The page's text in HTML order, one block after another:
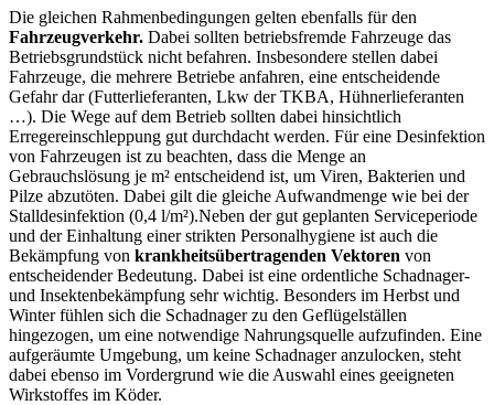
Die gleichen Rahmenbedingungen gelten ebenfalls für den
Fahrzeugverkehr. Dabei sollten betriebsfremde Fahrzeuge das
Betriebsgrundstück nicht befahren. Insbesondere stellen dabei
Fahrzeuge, die mehrere Betriebe anfahren, eine entscheidende
Gefahr dar (Futterlieferanten, Lkw der TKBA, Hühnerlieferanten
…). Die Wege auf dem Betrieb sollten dabei hinsichtlich
Erregereinschleppung gut durchdacht werden. Für eine Desinfektion
von Fahrzeugen ist zu beachten, dass die Menge an
Gebrauchslösung je m² entscheidend ist, um Viren, Bakterien und
Pilze abzutöten. Dabei gilt die gleiche Aufwandmenge wie bei der
Stalldesinfektion (0,4 l/m²).Neben der gut geplanten Serviceperiode
und der Einhaltung einer strikten Personalhygiene ist auch die
Bekämpfung von krankheitsübertragenden Vektoren von
entscheidender Bedeutung. Dabei ist eine ordentliche Schadnager-
und Insektenbekämpfung sehr wichtig. Besonders im Herbst und
Winter fühlen sich die Schadnager zu den Geflügelställen
hingezogen, um eine notwendige Nahrungsquelle aufzufinden. Eine
aufgeräumte Umgebung, um keine Schadnager anzulocken, steht
dabei ebenso im Vordergrund wie die Auswahl eines geeigneten
Wirkstoffes im Köder.